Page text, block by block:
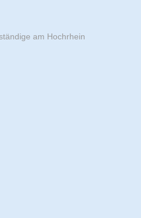
am Hochrhein